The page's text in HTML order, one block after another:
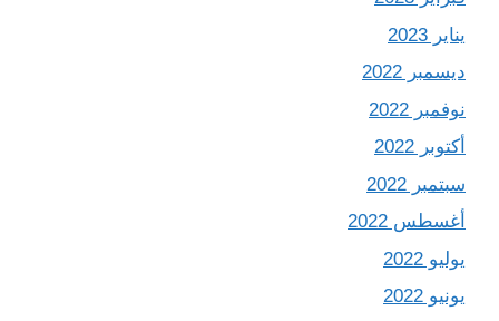
يناير 2023
ديسمبر 2022
نوفمبر 2022
أكتوبر 2022
سبتمبر 2022
أغسطس 2022
يوليو 2022
يونيو 2022